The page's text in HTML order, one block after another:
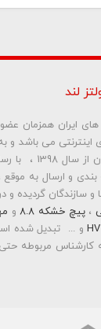
نمایش داده نخواهد
لند
های ایران همزمان
اینترنتی می باشد
اینترنتی تخصصی
و ارسال به
سازندگان گردیده و
،پیچ خشکه 8.8 و
و ... تبدیل شده
مربوطه حتی
. در فروشگاه